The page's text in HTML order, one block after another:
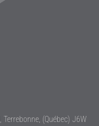
(Québec) J6W